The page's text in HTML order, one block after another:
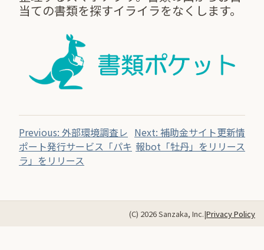
当ての書類を探すイライラをなくします。
Previous: 外部環境調査レ
ポート発行サービス「パキ
ラ」をリリース
Next: 補助金サイト更新情
報bot「牡丹」をリリース
(C) 2026 Sanzaka, Inc.|Privacy Policy